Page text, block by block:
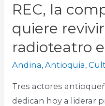
REC, la
quiere
radioteatro
Andina,Antioquia,
Tres actores
dedican hoy a liderar